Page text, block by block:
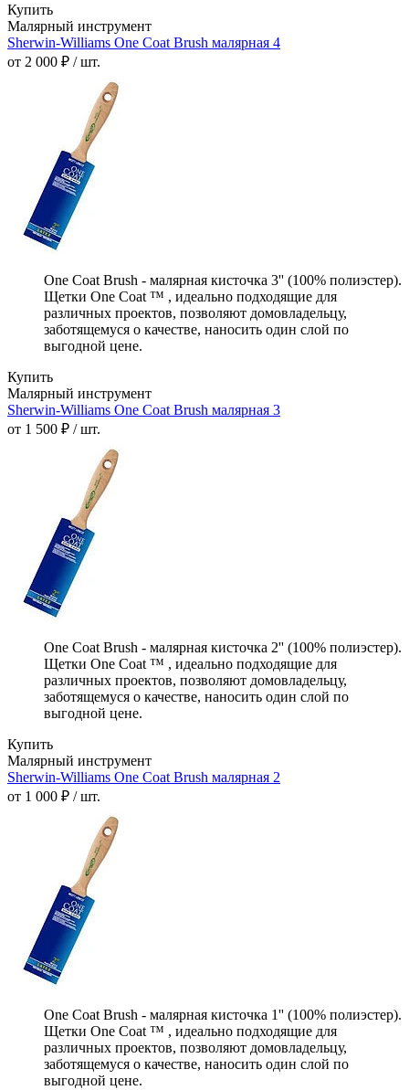
Купить
Малярный инструмент
Sherwin-Williams One Coat Brush малярная 4
от 2 000 ₽ / шт.
One Coat Brush - малярная кисточка 3'' (100% полиэстер).
Щетки One Coat ™ , идеально подходящие для
различных проектов, позволяют домовладельцу,
заботящемуся о качестве, наносить один слой по
выгодной цене.
Купить
Малярный инструмент
Sherwin-Williams One Coat Brush малярная 3
от 1 500 ₽ / шт.
One Coat Brush - малярная кисточка 2'' (100% полиэстер).
Щетки One Coat ™ , идеально подходящие для
различных проектов, позволяют домовладельцу,
заботящемуся о качестве, наносить один слой по
выгодной цене.
Купить
Малярный инструмент
Sherwin-Williams One Coat Brush малярная 2
от 1 000 ₽ / шт.
One Coat Brush - малярная кисточка 1'' (100% полиэстер).
Щетки One Coat ™ , идеально подходящие для
различных проектов, позволяют домовладельцу,
заботящемуся о качестве, наносить один слой по
выгодной цене.